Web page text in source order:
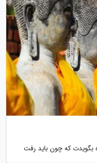
بگویدت که چون باید رفت